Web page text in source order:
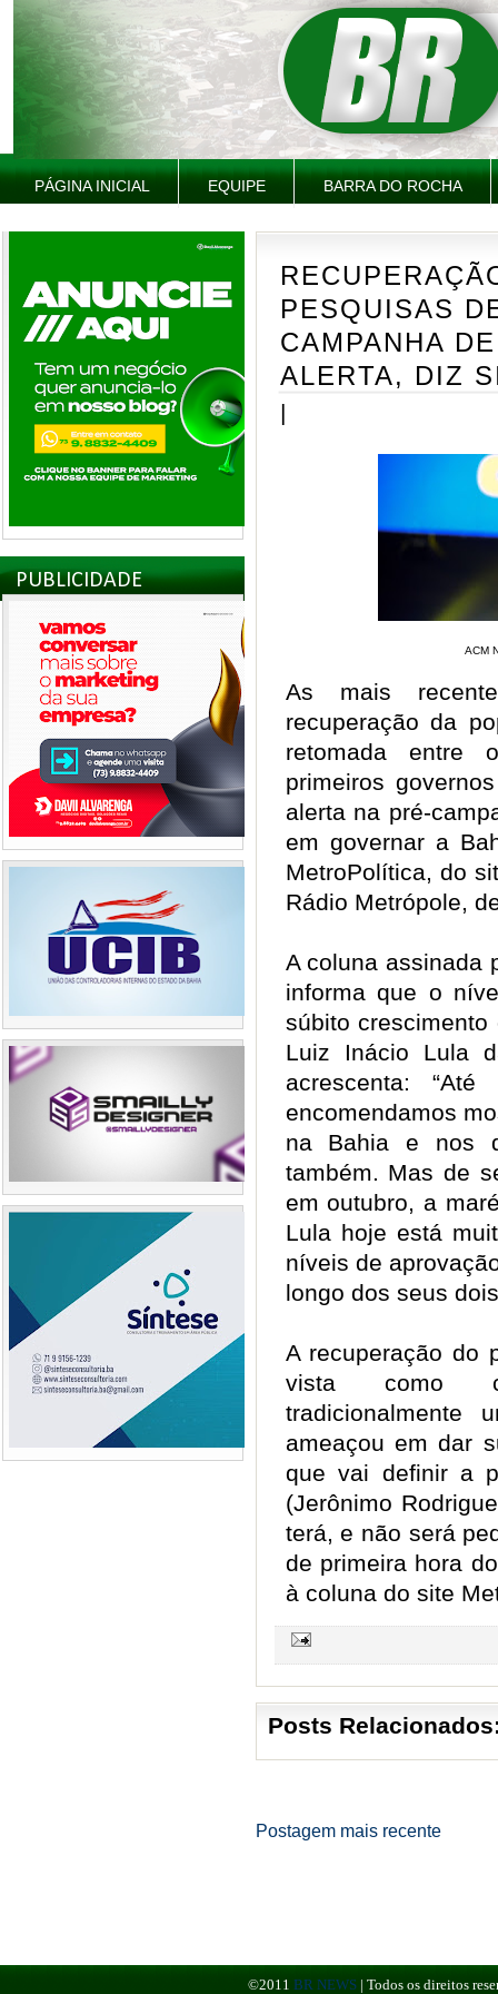
PÁGINA INICIAL EQUIPE BARRA DO ROCHA
PUBLICIDADE
PESQUISAS
CAMPANHA
ALERTA, DIZ
|
ACM
As mais
recuperação da
retomada entre
primeiros
alerta na pré-
em governar a
MetroPolítica, do
Rádio Metrópole,
A coluna assinada
informa que o
súbito
Luiz Inácio Lula
acrescenta:
encomendamos
na Bahia e nos
também. Mas de
em outubro, a
Lula hoje está
níveis de
longo dos seus
A recuperação do
vista como
ameaçou em dar
que vai definir a
(Jerônimo
terá, e não será
de primeira hora
à coluna do site
Posts
Postagem mais recente
©2011 BR NEWS | Todos os direitos